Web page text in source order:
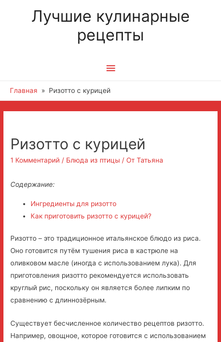
Лучшие кулинарные
рецепты
Главное
меню
Главная Ризотто с курицей
Ризотто с курицей
1 Комментарий / Блюда из птицы / ОтТатьяна
Содержание:
Ингредиенты для ризотто
Как приготовить ризотто с курицей?
Ризотто – это традиционное итальянское блюдо из риса.
Оно готовится путём тушения риса в кастрюле на
оливковом масле (иногда с использованием лука). Для
приготовления ризотто рекомендуется использовать
круглый рис, поскольку он является более липким по
сравнению с длиннозёрным.
Существует бесчисленное количество рецептов ризотто.
Например, овощное, которое готовится с использованием
записям